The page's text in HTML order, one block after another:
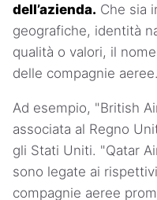
dell’azienda. Che sia
geografiche, identità
qualità o valori, il
delle compagnie aeree.
Ad esempio, "British
associata al Regno
gli Stati Uniti. "Qatar
sono legate ai
compagnie aeree